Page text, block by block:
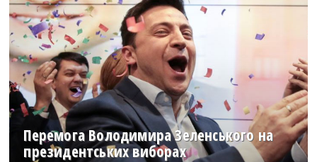
Перемога Володимира Зеленського на
президентських виборах